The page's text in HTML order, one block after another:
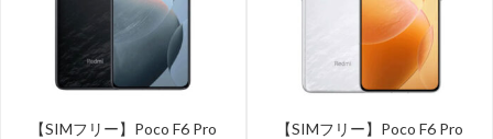
【SIMフリー】Poco F6 Pro
【SIMフリー】Poco F6 Pro